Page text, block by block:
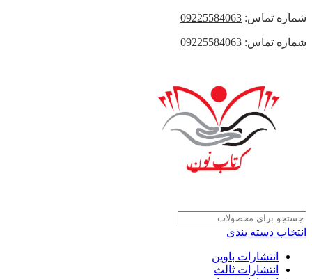
شماره تماس: 09225584063
شماره تماس: 09225584063
انتخاب دسته بندی
انتشارات باوین
انتشارات ثالث